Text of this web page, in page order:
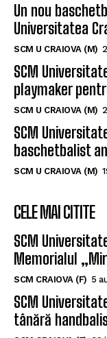
Un nou
Universitatea
SCM U CRAIOVA (M)
SCM
playmaker
SCM U CRAIOVA (M)
SCM
baschetbalist
SCM U CRAIOVA (M)
CELE MAI CITITE
SCM
Memorialul
SCM CRAIOVA (F) 5
SCM
tânără